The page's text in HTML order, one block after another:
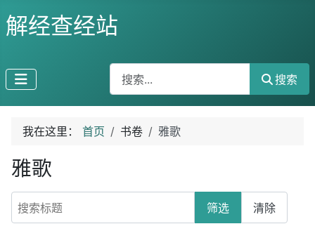
解经查经站
搜索
搜索
我在这里： 首页 书卷 雅歌
雅歌
搜索标题
筛选 清除